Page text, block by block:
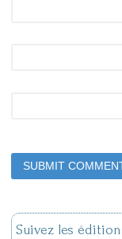
Suivez les